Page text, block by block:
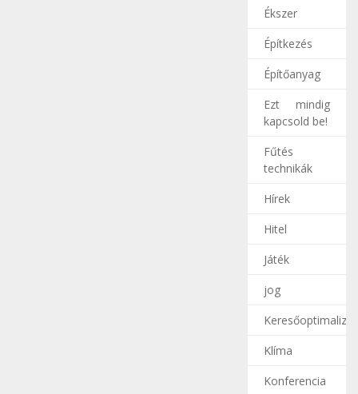
Ékszer
Építkezés
Építőanyag
Ezt mindig
kapcsold be!
Fűtés
technikák
Hírek
Hitel
Játék
jog
Klíma
Konferencia